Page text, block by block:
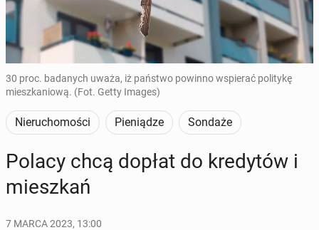
30 proc. badanych uważa, iż państwo powinno wspierać politykę
mieszkaniową. (Fot. Getty Images)
Nieruchomości Pieniądze Sondaże
Polacy chcą dopłat do kre­dy­tów i
miesz­kań
7 MARCA 2023, 13:00